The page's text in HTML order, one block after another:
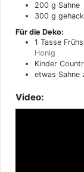
200 g Sahne
300 g
Für die Deko:
1 Tasse
Honig
Kinder
etwas Sahne
Video: